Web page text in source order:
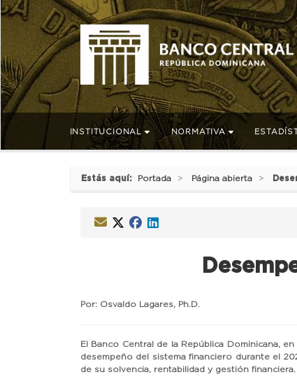
INSTITUCIONAL NORMATIVA
Estás aquí: Portada Página abierta
Por: Osvaldo Lagares, Ph.D.
El Banco Central de la República Dominicana,
desempeño del sistema financiero durante el
de su solvencia, rentabilidad y gestión financiera.